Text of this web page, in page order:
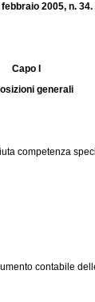
2005, n. 34.
Capo I
generali
competenza
contabile